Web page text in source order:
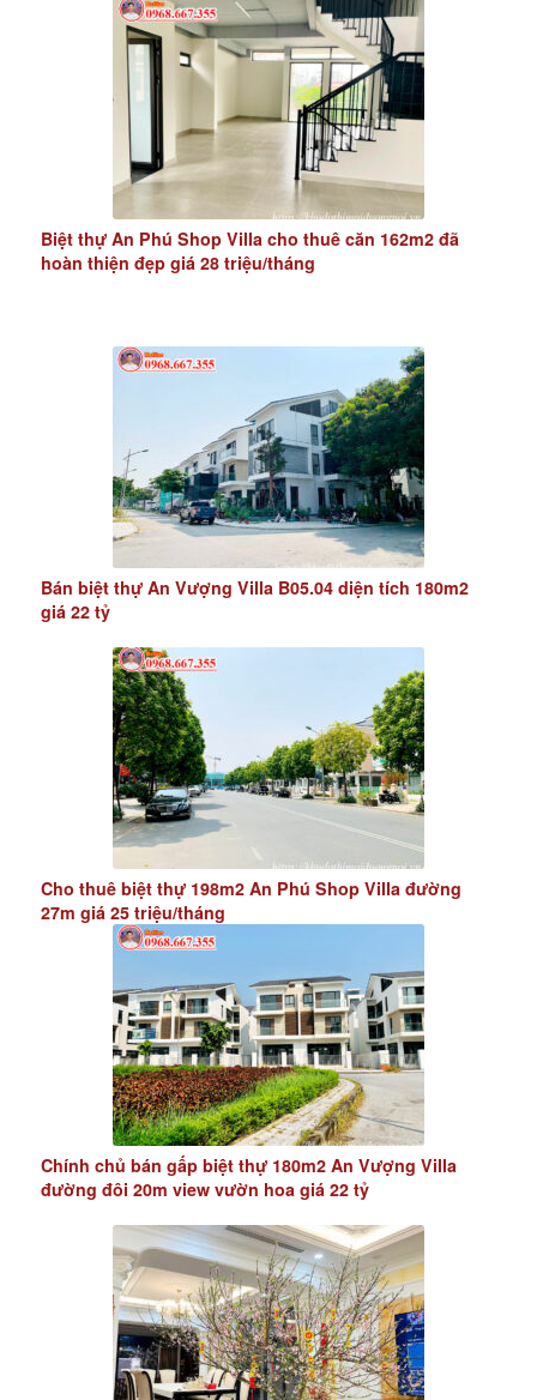
Biệt thự An Phú Shop Villa cho thuê căn 162m2 đã
hoàn thiện đẹp giá 28 triệu/tháng
Bán biệt thự An Vượng Villa B05.04 diện tích 180m2
giá 22 tỷ
Cho thuê biệt thự 198m2 An Phú Shop Villa đường
27m giá 25 triệu/tháng
Chính chủ bán gấp biệt thự 180m2 An Vượng Villa
đường đôi 20m view vườn hoa giá 22 tỷ